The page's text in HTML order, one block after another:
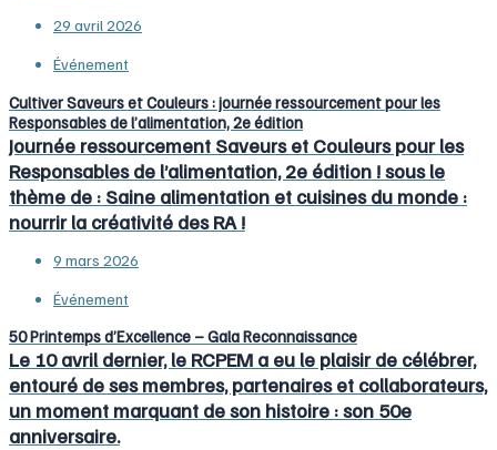
29 avril 2026
Événement
Cultiver Saveurs et Couleurs : journée ressourcement pour les
Responsables de l’alimentation, 2e édition
Journée ressourcement Saveurs et Couleurs pour les
Responsables de l’alimentation, 2e édition ! sous le
thème de : Saine alimentation et cuisines du monde :
nourrir la créativité des RA !
9 mars 2026
Événement
50 Printemps d’Excellence – Gala Reconnaissance
Le 10 avril dernier, le RCPEM a eu le plaisir de célébrer,
entouré de ses membres, partenaires et collaborateurs,
un moment marquant de son histoire : son 50e
anniversaire.